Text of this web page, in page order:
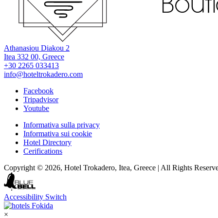
Athanasiou Diakou 2
Itea 332 00, Greece
+30 2265 033413
info@hoteltrokadero.com
Facebook
Tripadvisor
Youtube
Informativa sulla privacy
Informativa sui cookie
Hotel Directory
Cerifications
Copyright © 2026, Hotel Trokadero, Itea, Greece | All Rights
Accessibility Switch
×